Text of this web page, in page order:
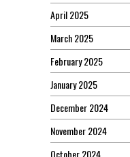
April 2025
March 2025
February 2025
January 2025
December 2024
November 2024